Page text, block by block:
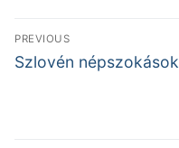
Bejegyzés
navigáció
PREVIOUS
Previous
Szlovén népszokások